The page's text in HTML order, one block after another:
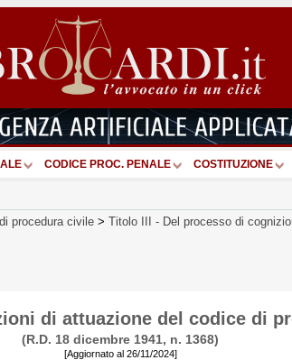
CODICE PROC. PENALE COSTITUZIONE
procedura civile > Titolo III - Del processo di
di attuazione del codice di
(R.D. 18 dicembre 1941, n. 1368)
[Aggiornato al 26/11/2024]